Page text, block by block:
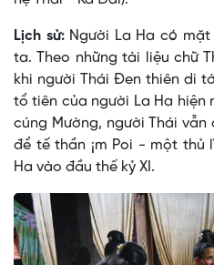
Lịch sử: Người La Ha có
ta. Theo những tài liệu chữ
khi người Thái Ðen thiên di
tổ tiên của người La Ha hiện
cúng Mường, người Thái
để tế thần ¡m Poi - một thủ
Ha vào đầu thế kỷ XI.